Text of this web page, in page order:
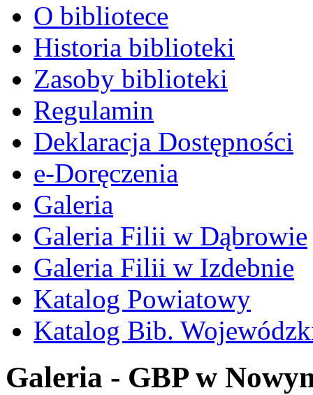
O bibliotece
Historia biblioteki
Zasoby biblioteki
Regulamin
Deklaracja Dostępności
e-Doręczenia
Galeria
Galeria Filii w Dąbrowie
Galeria Filii w Izdebnie
Katalog Powiatowy
Katalog Bib.
Galeria - GBP w